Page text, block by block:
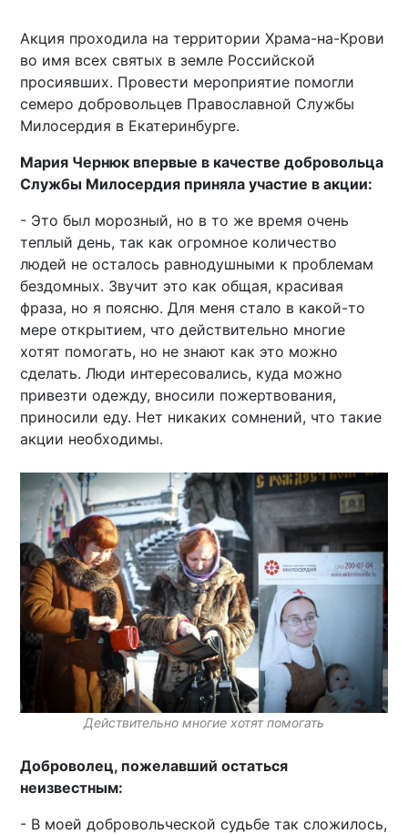
Акция проходила на территории Храма-на-Крови
во имя всех святых в земле Российской
просиявших. Провести мероприятие помогли
семеро добровольцев Православной Службы
Милосердия в Екатеринбурге.
Мария Чернюк впервые в качестве добровольца
Службы Милосердия приняла участие в акции:
- Это был морозный, но в то же время очень
теплый день, так как огромное количество
людей не осталось равнодушными к проблемам
бездомных. Звучит это как общая, красивая
фраза, но я поясню. Для меня стало в какой-то
мере открытием, что действительно многие
хотят помогать, но не знают как это можно
сделать. Люди интересовались, куда можно
привезти одежду, вносили пожертвования,
приносили еду. Нет никаких сомнений, что такие
акции необходимы.
Действительно многие хотят помогать
Доброволец, пожелавший остаться
неизвестным:
- В моей добровольческой судьбе так сложилось,